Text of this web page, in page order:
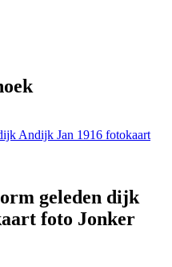
Andijk Jan 1916 fotokaart
geleden dijk
foto Jonker